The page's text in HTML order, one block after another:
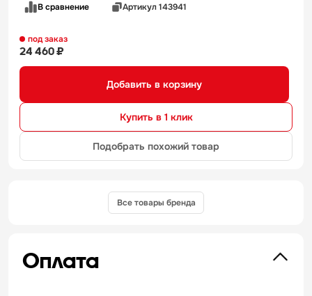
В сравнение Артикул 143941
под заказ
24 460 ₽
Добавить в корзину
Купить в 1 клик
Подобрать похожий товар
Все товары бренда
Оплата